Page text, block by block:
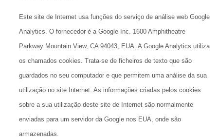
Este site de Internet usa funções do serviço de análise web Google
Analytics. O fornecedor é a Google Inc. 1600 Amphitheatre
Parkway Mountain View, CA 94043, EUA. A Google Analytics utiliza
os chamados cookies. Trata-se de ficheiros de texto que são
guardados no seu computador e que permitem uma análise da sua
utilização no site Internet. As informações criadas pelos cookies
sobre a sua utilização deste site de Internet são normalmente
enviadas para um servidor da Google nos EUA, onde são
armazenadas.